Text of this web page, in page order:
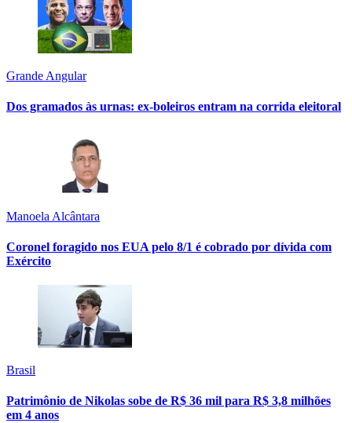
Grande Angular
Dos gramados às urnas: ex-boleiros entram na corrida eleitoral
Manoela Alcântara
Coronel foragido nos EUA pelo 8/1 é cobrado por dívida com
Exército
Brasil
Patrimônio de Nikolas sobe de R$ 36 mil para R$ 3,8 milhões
em 4 anos